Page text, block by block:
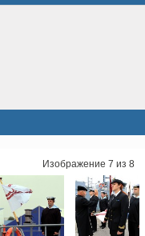
Изображение 7 из 8